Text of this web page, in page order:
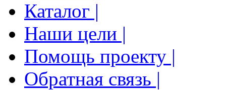
Каталог |
Наши цели |
Помощь проекту |
Обратная связь |